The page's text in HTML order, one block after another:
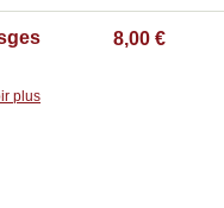
plus
8,00 €